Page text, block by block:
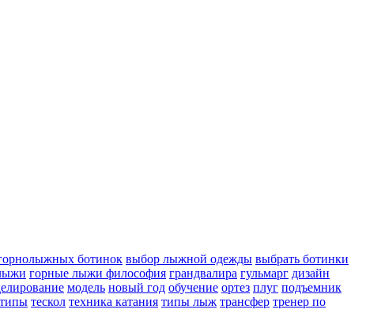
ботинок выбор лыжной одежды выбрать ботинки
горные лыжи философия грандвалира гульмарг дизайн
модель новый год обучение ортез плуг подъемник
тескол техника катания типы лыж трансфер тренер по